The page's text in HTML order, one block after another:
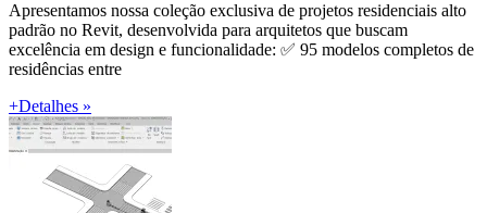
Apresentamos nossa coleção exclusiva de projetos residenciais alto
padrão no Revit, desenvolvida para arquitetos que buscam
excelência em design e funcionalidade: ✅ 95 modelos completos de
residências entre
+Detalhes »